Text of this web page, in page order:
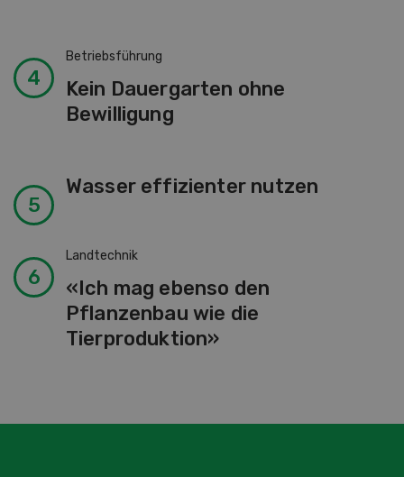
Betriebsführung
Kein Dauergarten ohne
Bewilligung
Wasser effizienter nutzen
Landtechnik
«Ich mag ebenso den
Pflanzenbau wie die
Tierproduktion»